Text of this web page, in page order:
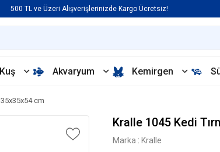
500 TL ve Üzeri Alışverişlerinizde Kargo Ücretsiz!
Kuş Akvaryum Kemirgen
cm
Kralle 1045 Kedi
Marka : Kralle